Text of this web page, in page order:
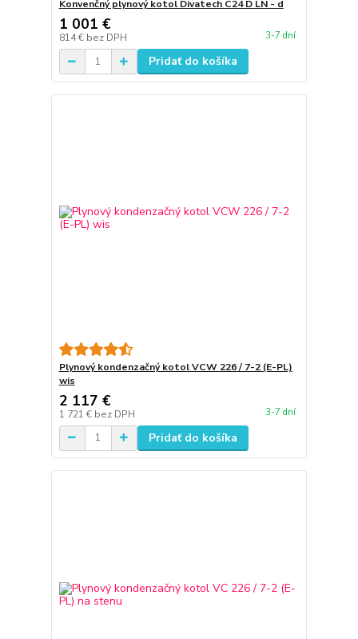
Konvenčný plynový kotol Divatech C24 D LN - d
1 001 €
814 € bez DPH 3-7 dní
Pridať do košíka
Plynový kondenzačný kotol VCW 226 / 7-2 (E-PL)
wis
2 117 €
1 721 € bez DPH 3-7 dní
Pridať do košíka